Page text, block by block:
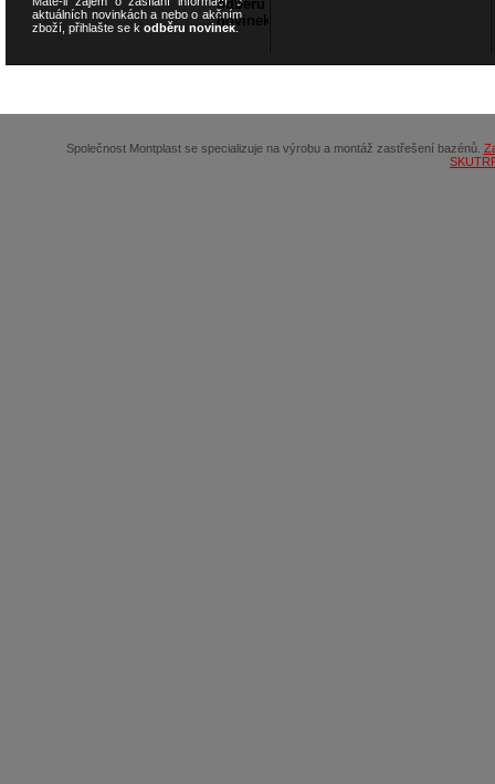
aktuálních novinkách a nebo o akčním
zboží, přihlašte se k odběru novinek.
Společnost Montplast se specializuje na výrobu a montáž zastřešení bazénů.